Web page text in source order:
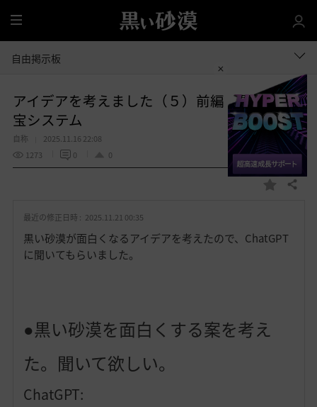
全
体
自由掲示板
アイデアを考えました（５）前編 黒砂の秘
宝システム
自称
2025.11.16 22:08
1273
0 0
お
入
共有する
最近の修正日時 : 2025.11.21 00:35
黒い砂漠が面白くなるアイデアを考えたので、ChatGPT
に聞いてもらいました。
●黒い砂漠を面白くする案を考え
た。聞いて欲しい。
ChatGPT: